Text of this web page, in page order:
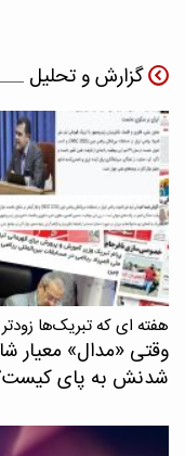
گزارش و تحلیل
هفته ای که تبریک‌ها
وقتی «مدال‌» معیار
شدنش به پای